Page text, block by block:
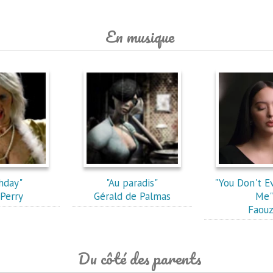
En musique
"Au paradis"
Gérald de Palmas
"You Don't
Me"
Du côté des parents